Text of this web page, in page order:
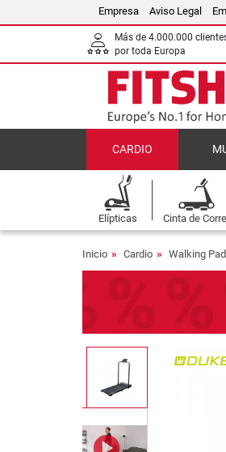
Empresa Aviso Legal
Más de 4.000.000
por toda Europa
CARDIO
Elípticas Cinta de
Inicio Cardio Walking